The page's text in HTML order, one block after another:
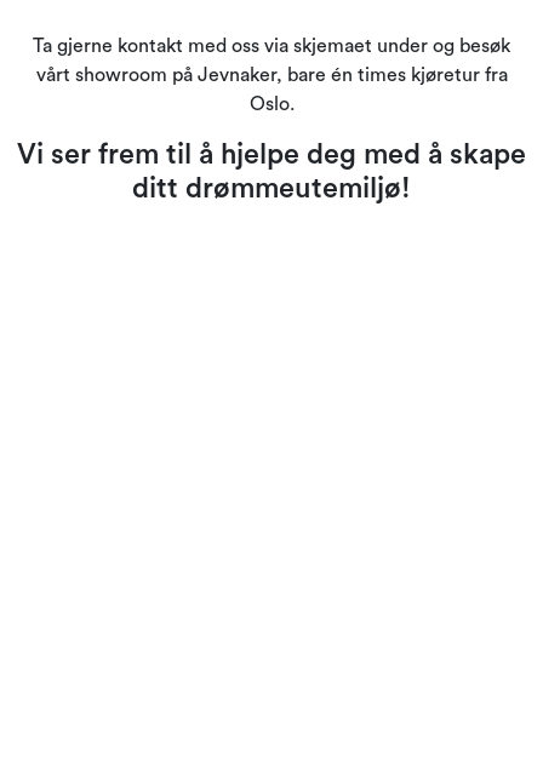
Ta gjerne kontakt med oss via skjemaet under og besøk
vårt showroom på Jevnaker, bare én times kjøretur fra
Oslo.
Vi ser frem til å hjelpe deg med å skape
ditt drømmeutemiljø!